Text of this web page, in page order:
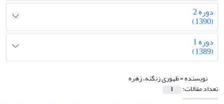
دوره 2
(1390)
دوره 1
(1389)
نویسنده =ظهوری زنگنه، زهره
تعداد مقالات: 1